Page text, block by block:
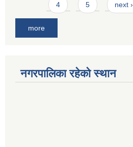
4 5 next ›
more
नगरपालिका रहेको स्थान